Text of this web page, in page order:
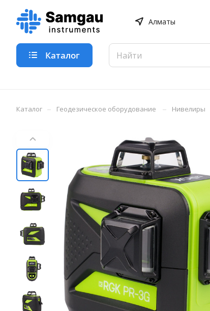
Алматы
Каталог
Каталог – Геодезическое оборудование – Нивелиры